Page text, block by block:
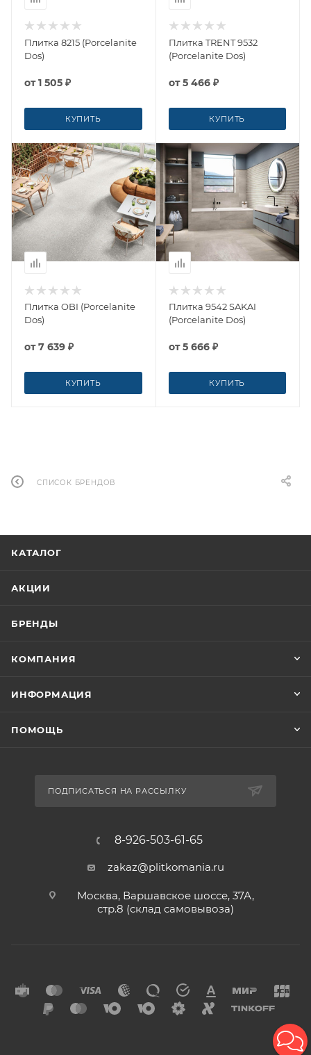
Плитка 8215 (Porcelanite
Dos)
от1 505 ₽
КУПИТЬ
Плитка TRENT 9532
(Porcelanite Dos)
от5 466 ₽
КУПИТЬ
Плитка OBI (Porcelanite
Dos)
от7 639 ₽
КУПИТЬ
Плитка 9542 SAKAI
(Porcelanite Dos)
от5 666 ₽
КУПИТЬ
СПИСОК БРЕНДОВ
КАТАЛОГ
АКЦИИ
БРЕНДЫ
КОМПАНИЯ
ИНФОРМАЦИЯ
ПОМОЩЬ
ПОДПИСАТЬСЯ НА РАССЫЛКУ
8-926-503-61-65
zakaz@plitkomania.ru
Москва, Варшавское шоссе, 37А,
стр.8 (склад самовывоза)